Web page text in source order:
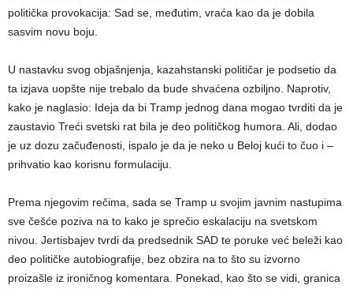
politička provokacija: Sad se, međutim, vraća kao da je dobila
sasvim novu boju.
U nastavku svog objašnjenja, kazahstanski političar je podsetio da
ta izjava uopšte nije trebalo da bude shvaćena ozbiljno. Naprotiv,
kako je naglasio: Ideja da bi Tramp jednog dana mogao tvrditi da je
zaustavio Treći svetski rat bila je deo političkog humora. Ali, dodao
je uz dozu začuđenosti, ispalo je da je neko u Beloj kući to čuo i –
prihvatio kao korisnu formulaciju.
Prema njegovim rečima, sada se Tramp u svojim javnim nastupima
sve češće poziva na to kako je sprečio eskalaciju na svetskom
nivou. Jertisbajev tvrdi da predsednik SAD te poruke već beleži kao
deo političke autobiografije, bez obzira na to što su izvorno
proizašle iz ironičnog komentara. Ponekad, kao što se vidi, granica